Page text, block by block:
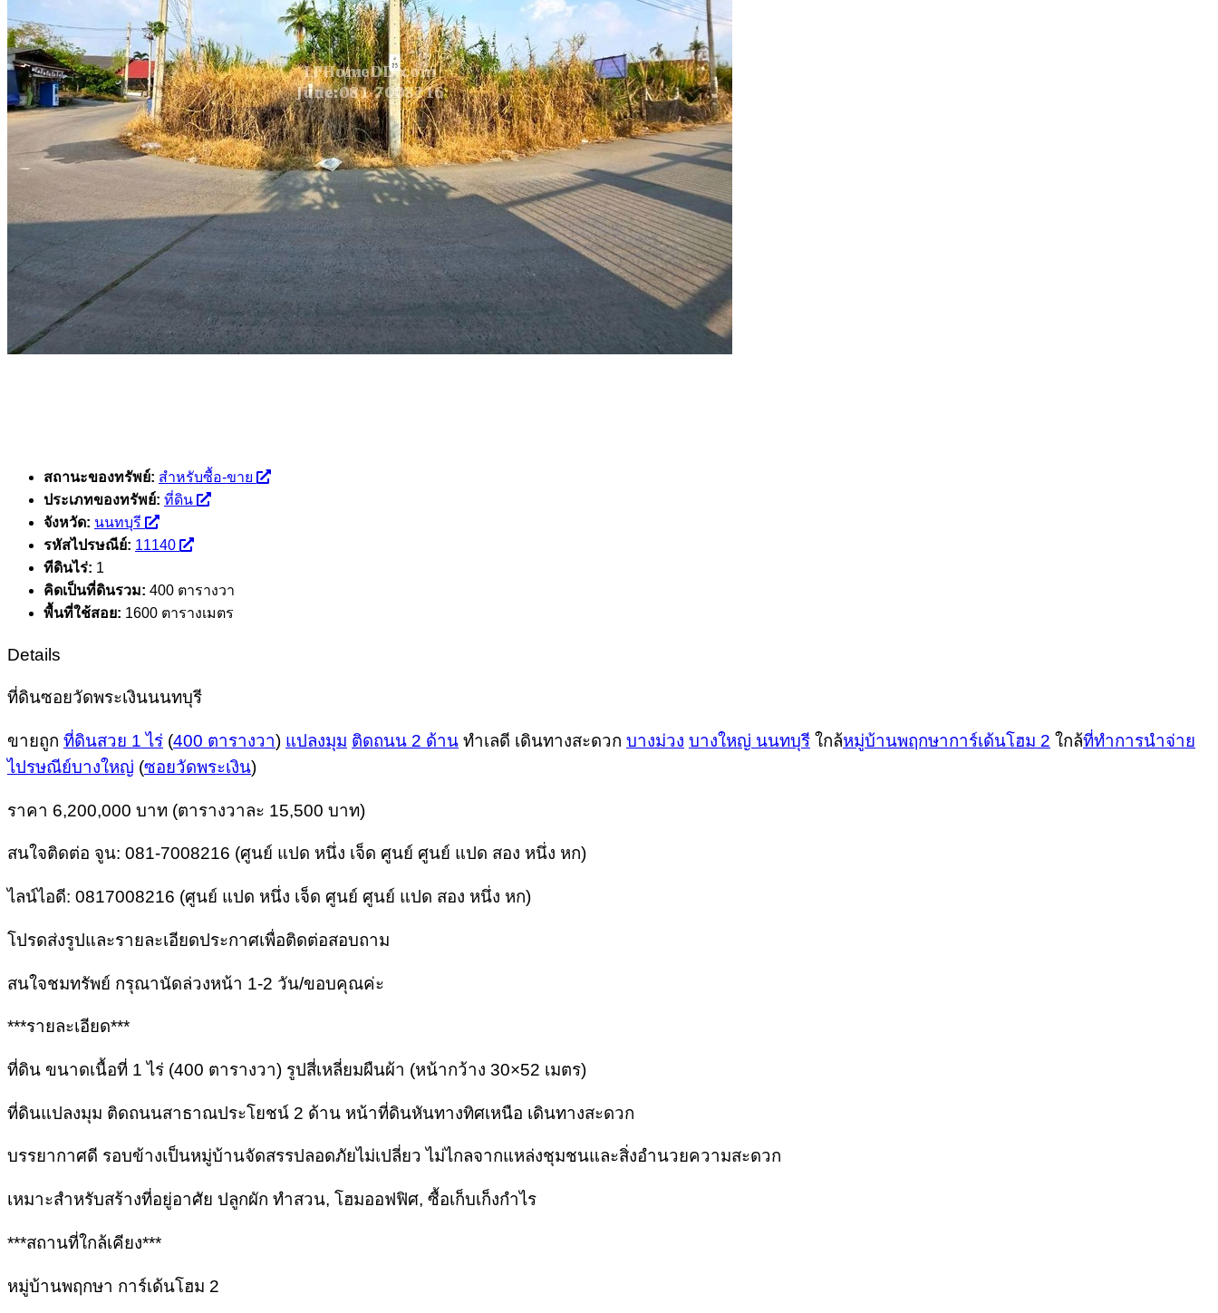
สถานะของทรัพย์: สำหรับซื้อ-ขาย
ประเภทของทรัพย์: ที่ดิน
จังหวัด: นนทบุรี
รหัสไปรษณีย์: 11140
ทีดินไร่: 1
คิดเป็นที่ดินรวม: 400 ตารางวา
พื้นที่ใช้สอย: 1600 ตารางเมตร
Details
ที่ดินซอยวัดพระเงินนนทบุรี
ขายถูก ที่ดินสวย 1 ไร่ (400 ตารางวา) แปลงมุม ติดถนน 2 ด้าน ทำเลดี เดินทางสะดวก บางม่วง บางใหญ่ นนทบุรี ใกล้หมู่บ้านพฤกษาการ์เด้นโฮม 2 ใกล้ที่ทำการนำจ่าย
ไปรษณีย์บางใหญ่ (ซอยวัดพระเงิน)
ราคา 6,200,000 บาท (ตารางวาละ 15,500 บาท)
สนใจติดต่อ จูน: 081-7008216 (ศูนย์ แปด หนึ่ง เจ็ด ศูนย์ ศูนย์ แปด สอง หนึ่ง หก)
ไลน์ไอดี: 0817008216 (ศูนย์ แปด หนึ่ง เจ็ด ศูนย์ ศูนย์ แปด สอง หนึ่ง หก)
โปรดส่งรูปและรายละเอียดประกาศเพื่อติดต่อสอบถาม
สนใจชมทรัพย์ กรุณานัดล่วงหน้า 1-2 วัน/ขอบคุณค่ะ
***รายละเอียด***
ที่ดิน ขนาดเนื้อที่ 1 ไร่ (400 ตารางวา) รูปสี่เหลี่ยมผืนผ้า (หน้ากว้าง 30×52 เมตร)
ที่ดินแปลงมุม ติดถนนสาธาณประโยชน์ 2 ด้าน หน้าที่ดินหันทางทิศเหนือ เดินทางสะดวก
บรรยากาศดี รอบข้างเป็นหมู่บ้านจัดสรรปลอดภัยไม่เปลี่ยว ไม่ไกลจากแหล่งชุมชนและสิ่งอำนวยความสะดวก
เหมาะสำหรับสร้างที่อยู่อาศัย ปลูกผัก ทำสวน, โฮมออฟฟิศ, ซื้อเก็บเก็งกำไร
***สถานที่ใกล้เคียง***
หมู่บ้านพฤกษา การ์เด้นโฮม 2